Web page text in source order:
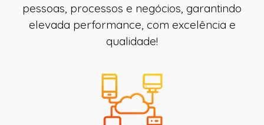
pessoas, processos e negócios, garantindo
elevada performance, com excelência e
qualidade!